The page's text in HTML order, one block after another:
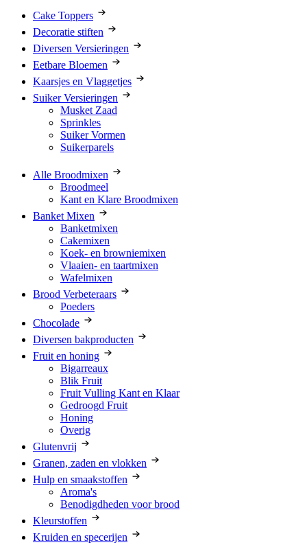
Cake Toppers
Decoratie stiften
Diversen Versieringen
Eetbare Bloemen
Kaarsjes en Vlaggetjes
Suiker Versieringen
Musket Zaad
Sprinkles
Suiker Vormen
Suikerparels
Alle Broodmixen
Broodmeel
Kant en Klare Broodmixen
Banket Mixen
Banketmixen
Cakemixen
Koek- en browniemixen
Vlaaien- en taartmixen
Wafelmixen
Brood Verbeteraars
Poeders
Chocolade
Diversen bakproducten
Fruit en honing
Bigarreaux
Blik Fruit
Fruit Vulling Kant en Klaar
Gedroogd Fruit
Honing
Overig
Glutenvrij
Granen, zaden en vlokken
Hulp en smaakstoffen
Aroma's
Benodigdheden voor brood
Kleurstoffen
Kruiden en specerijen